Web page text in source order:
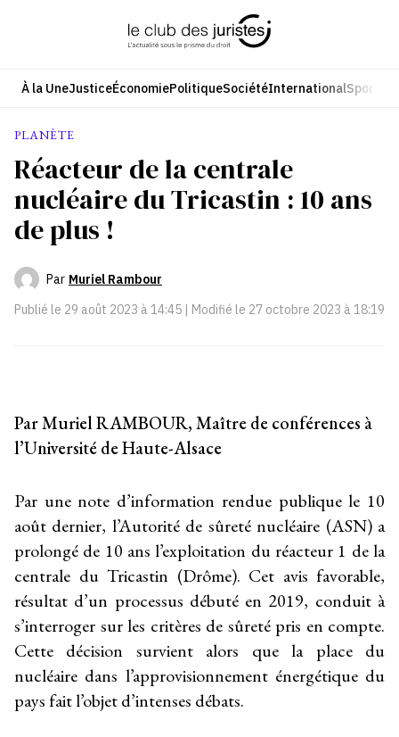
À la UneJusticeÉconomiePolitiqueSociétéInternationalSport
PLANÈTE
Réacteur de la centrale
nucléaire du Tricastin : 10 ans
de plus !
Par Muriel Rambour
Publié le 29 août 2023 à 14:45 | Modifié le 27 octobre 2023 à 18:19
Par Muriel RAMBOUR, Maître de conférences à
l’Université de Haute-Alsace
Par une note d’information rendue publique le 10
août dernier, l’Autorité de sûreté nucléaire (ASN) a
prolongé de 10 ans l’exploitation du réacteur 1 de la
centrale du Tricastin (Drôme). Cet avis favorable,
résultat d’un processus débuté en 2019, conduit à
s’interroger sur les critères de sûreté pris en compte.
Cette décision survient alors que la place du
nucléaire dans l’approvisionnement énergétique du
pays fait l’objet d’intenses débats.